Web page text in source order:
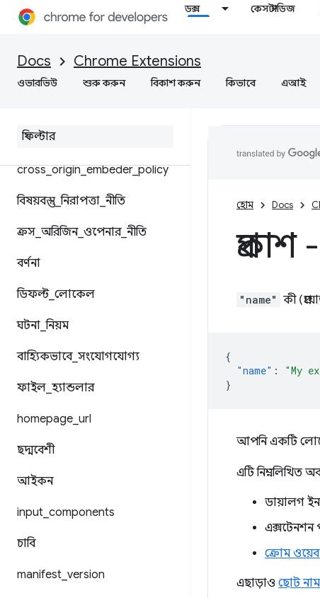
ডক্স কেস স্টাডিজ
Docs Chrome Extensions
ওভারভিউ শুরু করুন বিকাশ করুন কিভাবে এআই
ভাগ করা মডিউল
ক্রোম সেটিংস ওভাররাইডিং
content
cross_origin_embeder_policy
বিষয়বস্তু_নিরাপত্তা নীতি
ক্রস অরিজিন_ ওপেনার_ নীতি
বর্ণনা
ডিফল্ট_ লোকেল
ঘটনা _নিয়ম
বাহ্যিকভাবে_ সংযোগযোগ্য
ফাইল হ্যান্ডলার
homepage url
ছদ্মবেশী
আইকন
input components
চাবি
manifest version
হোম Docs
প্রকাশ
"name" কী
{
"name" :
"My
}
আপনি একটি
এটি নিম্নলিখিত
ডায়ালগ
এক্সটেনশন
ক্রোম
এছাড়াও ছোট নাম